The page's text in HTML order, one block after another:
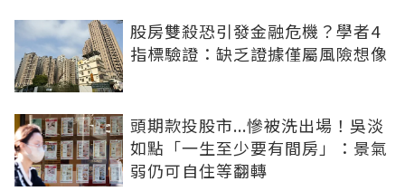
股房雙殺恐引發金融危機？學者4
指標驗證：缺乏證據僅屬風險想像
頭期款投股市...慘被洗出場！吳淡
如點「一生至少要有間房」：景氣
弱仍可自住等翻轉